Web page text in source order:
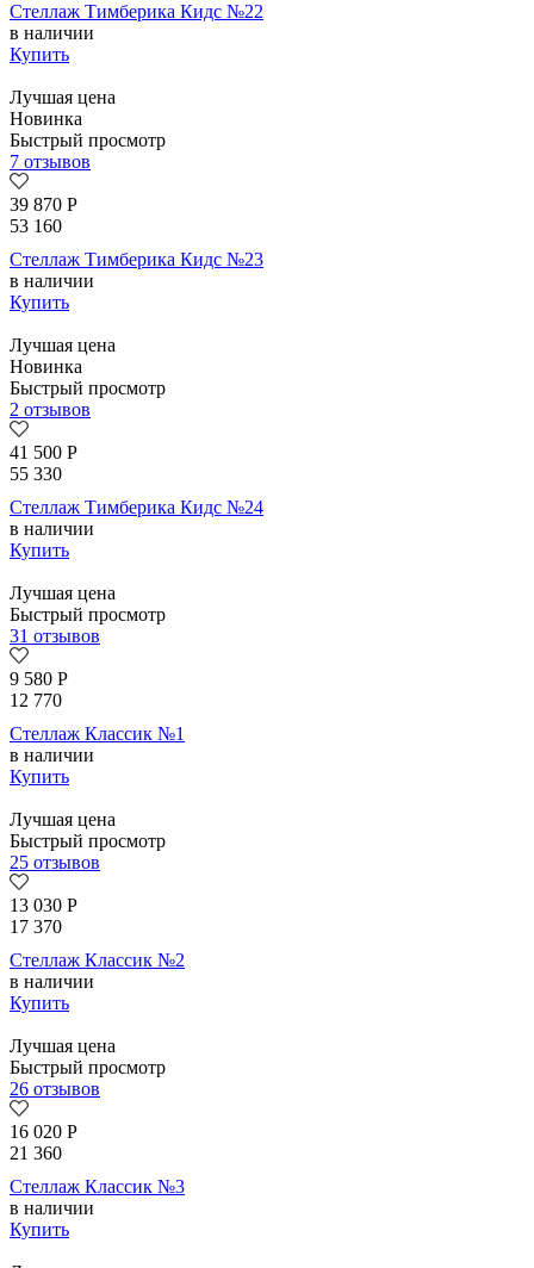
Стеллаж Тимберика Кидс №22
в наличии
Купить
Лучшая цена
Новинка
Быстрый просмотр
7 отзывов
39 870 Р
53 160
Стеллаж Тимберика Кидс №23
в наличии
Купить
Лучшая цена
Новинка
Быстрый просмотр
2 отзывов
41 500 Р
55 330
Стеллаж Тимберика Кидс №24
в наличии
Купить
Лучшая цена
Быстрый просмотр
31 отзывов
9 580 Р
12 770
Стеллаж Классик №1
в наличии
Купить
Лучшая цена
Быстрый просмотр
25 отзывов
13 030 Р
17 370
Стеллаж Классик №2
в наличии
Купить
Лучшая цена
Быстрый просмотр
26 отзывов
16 020 Р
21 360
Стеллаж Классик №3
в наличии
Купить